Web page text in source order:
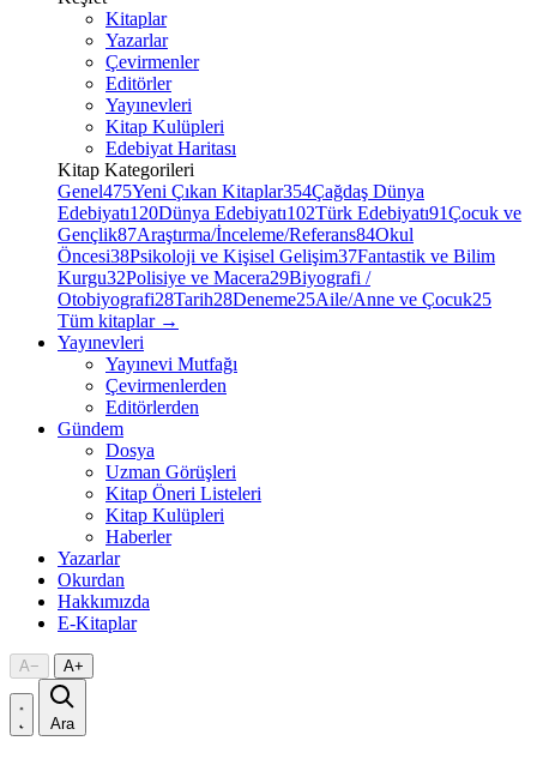
Kitaplar
Yazarlar
Çevirmenler
Editörler
Yayınevleri
Kitap Kulüpleri
Edebiyat Haritası
Kitap Kategorileri
Genel475Yeni Çıkan Kitaplar354Çağdaş Dünya
Edebiyatı120Dünya Edebiyatı102Türk Edebiyatı91Çocuk ve
Gençlik87Araştırma/İnceleme/Referans84Okul
Öncesi38Psikoloji ve Kişisel Gelişim37Fantastik ve Bilim
Kurgu32Polisiye ve Macera29Biyografi /
Otobiyografi28Tarih28Deneme25Aile/Anne ve Çocuk25
Tüm kitaplar →
Yayınevleri
Yayınevi Mutfağı
Çevirmenlerden
Editörlerden
Gündem
Dosya
Uzman Görüşleri
Kitap Öneri Listeleri
Kitap Kulüpleri
Haberler
Yazarlar
Okurdan
Hakkımızda
E-Kitaplar
A− A+
Ara